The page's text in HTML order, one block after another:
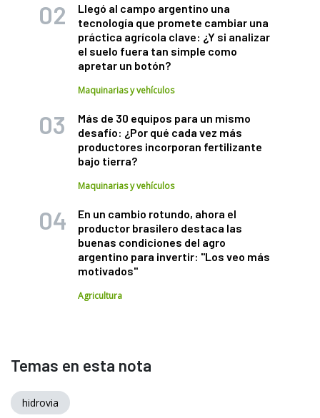
Llegó al campo argentino una
tecnología que promete cambiar una
práctica agrícola clave: ¿Y si analizar
el suelo fuera tan simple como
apretar un botón?
Maquinarias y vehículos
Más de 30 equipos para un mismo
desafío: ¿Por qué cada vez más
productores incorporan fertilizante
bajo tierra?
Maquinarias y vehículos
En un cambio rotundo, ahora el
productor brasilero destaca las
buenas condiciones del agro
argentino para invertir: "Los veo más
motivados"
Agricultura
Temas en esta nota
hidrovia